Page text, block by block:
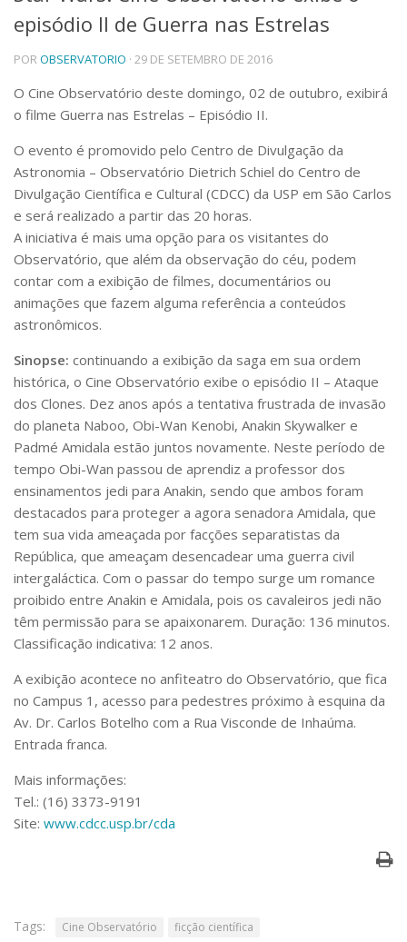
Telefones e Mapas
Pessoas
Ensino
Graduação
Pós-Graduação
Cursos de Extensão
Pesquisa e Inovação
Linhas de Pesquisa
Centros, Núcleos e Projetos em Rede
Pós-doutorado
Iniciação Científica
Transferência de Tecnologia
Empresas Juniores
Extensão à Comunidade
Artes, Cultura e Esportes
Museus e Espaços Interativos
Bibliotecas
Apoio ao Estudante
Segurança, Trânsito e Prevenção
RH, Administrativo e Financeiro
Outros serviços
Comunicação
Assessorias e Mídias
Aplicativos e Sites
Jornal da USP
Agenda de Eventos
Defesa de Teses
episódio II de Guerra nas Estrelas
POROBSERVATORIO · 29 DE SETEMBRO DE 2016
O Cine Observatório deste domingo, 02 de outubro, exibirá
o filme Guerra nas Estrelas – Episódio II.
O evento é promovido pelo Centro de Divulgação da
Astronomia – Observatório Dietrich Schiel do Centro de
Divulgação Científica e Cultural (CDCC) da USP em São Carlos
e será realizado a partir das 20 horas.
A iniciativa é mais uma opção para os visitantes do
Observatório, que além da observação do céu, podem
contar com a exibição de filmes, documentários ou
animações que fazem alguma referência a conteúdos
astronômicos.
Sinopse: continuando a exibição da saga em sua ordem
histórica, o Cine Observatório exibe o episódio II – Ataque
dos Clones. Dez anos após a tentativa frustrada de invasão
do planeta Naboo, Obi-Wan Kenobi, Anakin Skywalker e
Padmé Amidala estão juntos novamente. Neste período de
tempo Obi-Wan passou de aprendiz a professor dos
ensinamentos jedi para Anakin, sendo que ambos foram
destacados para proteger a agora senadora Amidala, que
tem sua vida ameaçada por facções separatistas da
República, que ameaçam desencadear uma guerra civil
intergaláctica. Com o passar do tempo surge um romance
proibido entre Anakin e Amidala, pois os cavaleiros jedi não
têm permissão para se apaixonarem. Duração: 136 minutos.
Classificação indicativa: 12 anos.
A exibição acontece no anfiteatro do Observatório, que fica
no Campus 1, acesso para pedestres próximo à esquina da
Av. Dr. Carlos Botelho com a Rua Visconde de Inhaúma.
Entrada franca.
Mais informações:
Tel.: (16) 3373-9191
Site: www.cdcc.usp.br/cda
Tags: Cine Observatório
ficção científica